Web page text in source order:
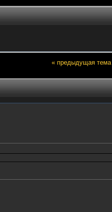
« предыдущая тема